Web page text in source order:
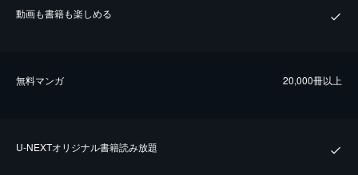
動画も書籍も楽しめる
無料マンガ 20,000冊以上
U-NEXTオリジナル書籍読み放題